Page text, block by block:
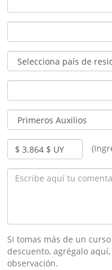
Si tomas más de un
descuento, agrégalo
observación.